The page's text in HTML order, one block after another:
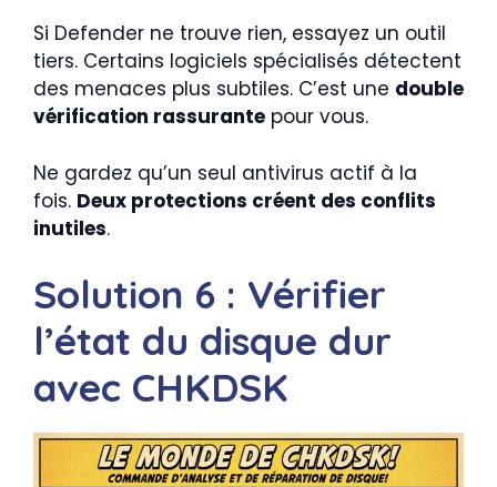
Si Defender ne trouve rien, essayez un outil
tiers. Certains logiciels spécialisés détectent
des menaces plus subtiles. C’est une double
vérification rassurante pour vous.
Ne gardez qu’un seul antivirus actif à la
fois. Deux protections créent des conflits
inutiles.
Solution 6 : Vérifier
l’état du disque dur
avec CHKDSK